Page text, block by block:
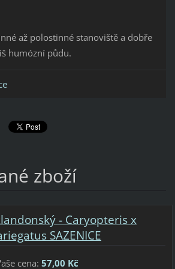
až polostinné stanoviště a dobře
humózní půdu.
zboží
- Caryopteris x
SAZENICE
cena: 57,00 Kč